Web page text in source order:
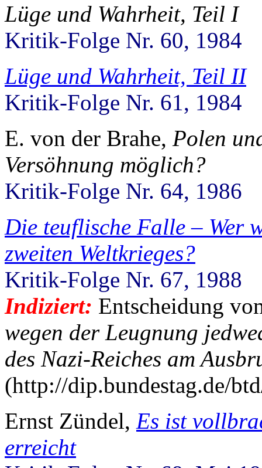
Lüge und Wahrheit, Teil I
Kritik-Folge Nr. 60, 1984
Lüge und Wahrheit, Teil II
Kritik-Folge Nr. 61, 1984
E. von der Brahe, Polen
Versöhnung möglich?
Kritik-Folge Nr. 64, 1986
Die teuflische Falle – Wer
zweiten Weltkrieges?
Kritik-Folge Nr. 67, 1988
Indiziert: Entscheidung
wegen der Leugnung
des Nazi-Reiches am
(http://dip.bundestag.de/
Ernst Zündel, Es ist
erreicht